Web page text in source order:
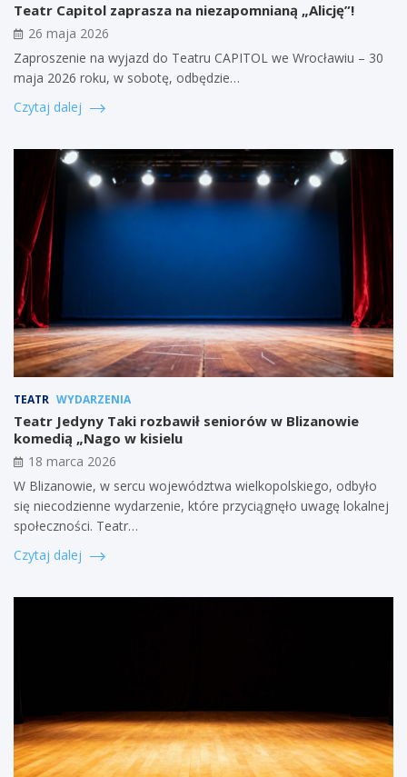
Teatr Capitol zaprasza na niezapomnianą „Alicję”!
26 maja 2026
Zaproszenie na wyjazd do Teatru CAPITOL we Wrocławiu – 30
maja 2026 roku, w sobotę, odbędzie…
Czytaj dalej
TEATR WYDARZENIA
Teatr Jedyny Taki rozbawił seniorów w Blizanowie
komedią „Nago w kisielu
18 marca 2026
W Blizanowie, w sercu województwa wielkopolskiego, odbyło
się niecodzienne wydarzenie, które przyciągnęło uwagę lokalnej
społeczności. Teatr…
Czytaj dalej